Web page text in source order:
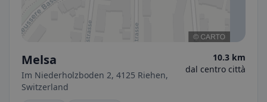
Melsa
Im Niederholzboden 2, 4125 Riehen,
Switzerland
10.3 km
dal centro città